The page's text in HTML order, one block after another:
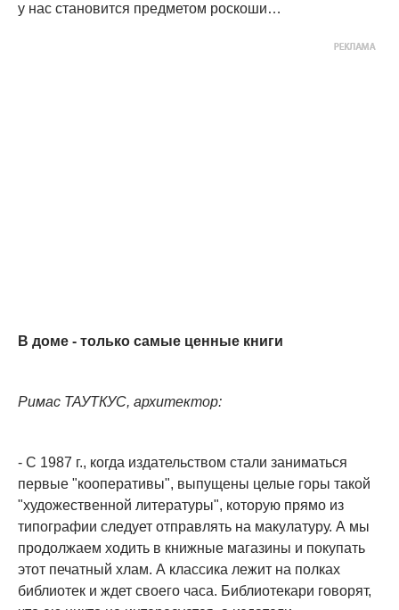
у нас становится предметом роскоши…
В доме - только самые ценные книги
Римас ТАУТКУС, архитектор:
- С 1987 г., когда издательством стали заниматься
первые "кооперативы", выпущены целые горы такой
"художественной литературы", которую прямо из
типографии следует отправлять на макулатуру. А мы
продолжаем ходить в книжные магазины и покупать
этот печатный хлам. А классика лежит на полках
библиотек и ждет своего часа. Библиотекари говорят,